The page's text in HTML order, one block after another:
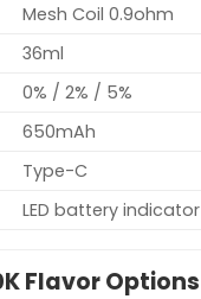
Mesh Coil 0.9ohm
36ml
0% / 2% / 5%
650mAh
Type-C
LED battery indicator
Flavor Options